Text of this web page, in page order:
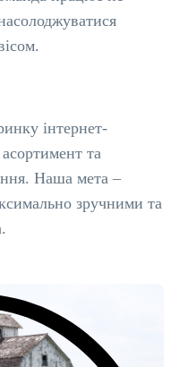
інтернет-
та
Наша мета –
зручними та